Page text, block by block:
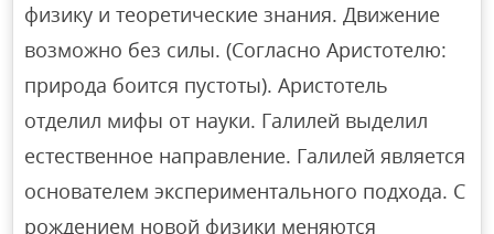
физику и теоретические знания. Движение
возможно без силы. (Согласно Аристотелю:
природа боится пустоты). Аристотель
отделил мифы от науки. Галилей выделил
естественное направление. Галилей является
основателем экспериментального подхода. С
рождением новой физики меняются